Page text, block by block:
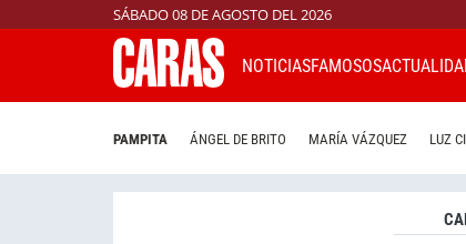
SÁBADO 08 DE AGOSTO DEL 2026
NOTICIASFAMOSOS
PAMPITA ÁNGEL DE BRITO MARÍA VÁZQUEZ LUZ